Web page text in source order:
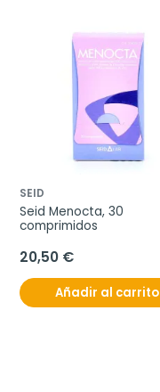
SEID
Seid Menocta, 30
comprimidos
20,50 €
Añadir al carrito